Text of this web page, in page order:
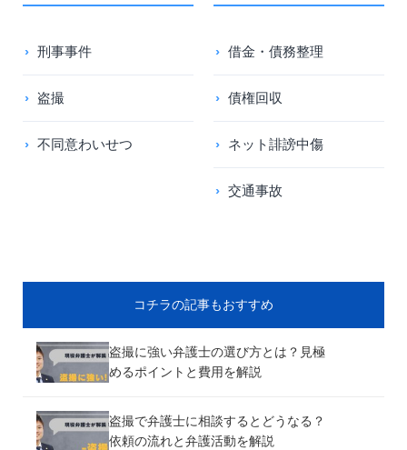
刑事事件
盗撮
不同意わいせつ
借金・債務整理
債権回収
ネット誹謗中傷
交通事故
コチラの記事もおすすめ
盗撮に強い弁護士の選び方とは？見極
めるポイントと費用を解説
盗撮で弁護士に相談するとどうなる？
依頼の流れと弁護活動を解説